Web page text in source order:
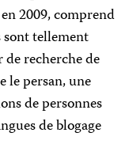
2009, comprend
sont tellement
recherche de
le persan, une
de personnes
de blogage